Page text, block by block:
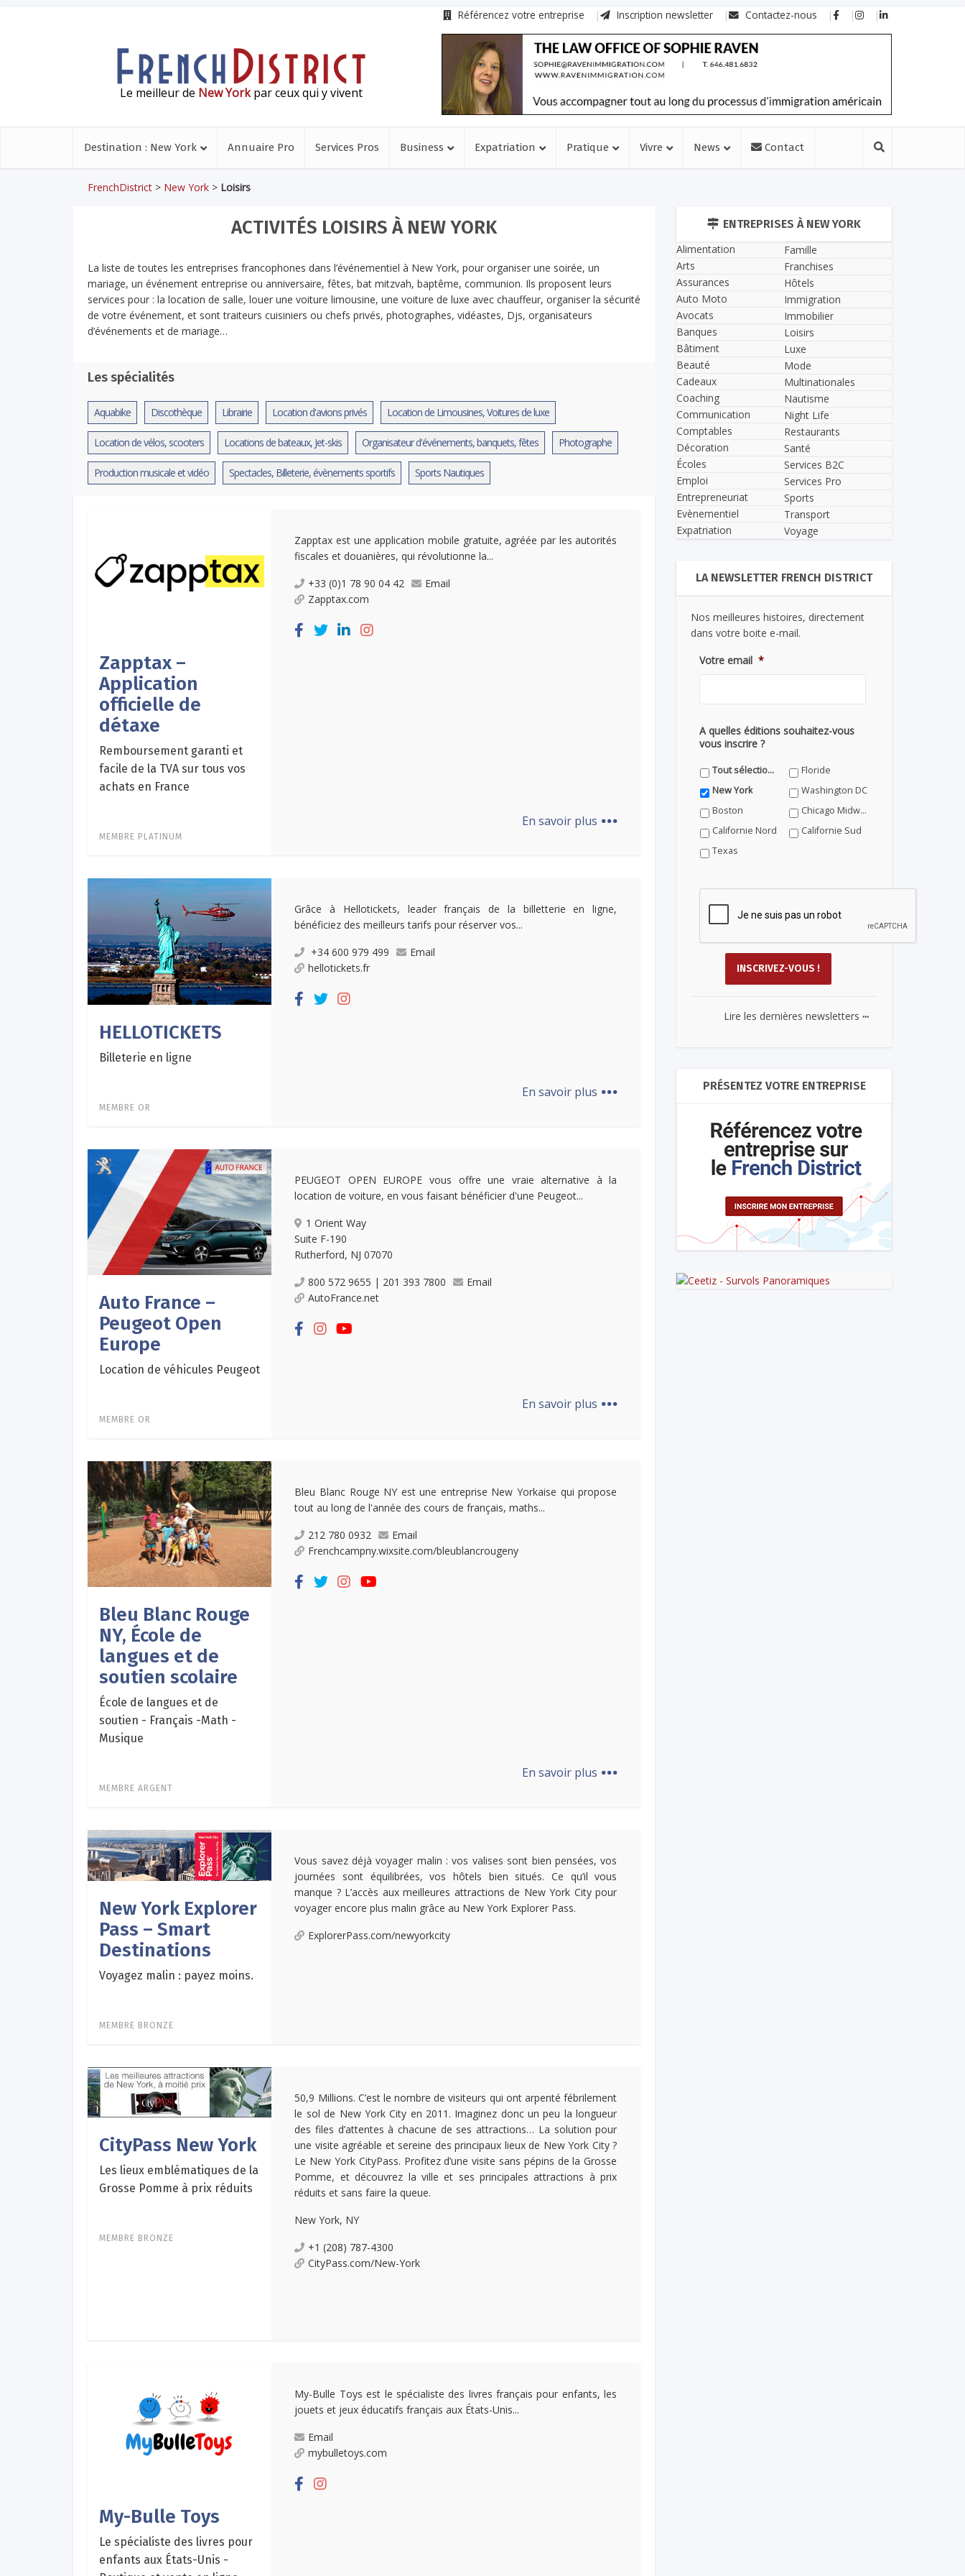
Référencez votre entreprise Inscription newsletter Contactez-nous
Le meilleur de New Yorkpar ceux qui y vivent
Destination : New York Annuaire Pro Services Pros Business Expatriation Pratique Vivre News Contact
FrenchDistrict > New York > Loisirs
ACTIVITÉS LOISIRS À NEW YORK
La liste de toutes les entreprises francophones dans l’événementiel à New York, pour organiser une soirée, un
mariage, un événement entreprise ou anniversaire, fêtes, bat mitzvah, baptême, communion. Ils proposent leurs
services pour : la location de salle, louer une voiture limousine, une voiture de luxe avec chauffeur, organiser la sécurité
de votre événement, et sont traiteurs cuisiniers ou chefs privés, photographes, vidéastes, Djs, organisateurs
d’événements et de mariage…
Les spécialités
Aquabike Discothèque Librairie Location d'avions privés Location de Limousines, Voitures de luxe
Location de vélos, scooters Locations de bateaux, Jet-skis Organisateur d'événements, banquets, fêtes Photographe
Production musicale et vidéo Spectacles, Billeterie, évènements sportifs Sports Nautiques
Zapptax –
Application
officielle de
détaxe
Remboursement garanti et
facile de la TVA sur tous vos
achats en France
MEMBRE PLATINUM
Zapptax est une application mobile gratuite, agréée par les autorités
fiscales et douanières, qui révolutionne la...
+33 (0)1 78 90 04 42
Email
Zapptax.com
En savoir plus ...
HELLOTICKETS
Billeterie en ligne
MEMBRE OR
Grâce à Hellotickets, leader français de la billetterie en ligne,
bénéficiez des meilleurs tarifs pour réserver vos...
+34 600 979 499
Email
hellotickets.fr
En savoir plus ...
Auto France –
Peugeot Open
Europe
Location de véhicules Peugeot
MEMBRE OR
PEUGEOT OPEN EUROPE vous offre une vraie alternative à la
location de voiture, en vous faisant bénéficier d'une Peugeot...
1 Orient Way
Suite F-190
Rutherford, NJ 07070
800 572 9655 | 201 393 7800
Email
AutoFrance.net
En savoir plus ...
Bleu Blanc Rouge
NY, École de
langues et de
soutien scolaire
École de langues et de
soutien - Français -Math -
Musique
MEMBRE ARGENT
Bleu Blanc Rouge NY est une entreprise New Yorkaise qui propose
tout au long de l'année des cours de français, maths...
212 780 0932
Email
Frenchcampny.wixsite.com/bleublancrougeny
En savoir plus ...
New York Explorer
Pass – Smart
Destinations
Voyagez malin : payez moins.
MEMBRE BRONZE
Vous savez déjà voyager malin : vos valises sont bien pensées, vos
journées sont équilibrées, vos hôtels bien situés. Ce qu’il vous
manque ? L’accès aux meilleures attractions de New York City pour
voyager encore plus malin grâce au New York Explorer Pass.
ExplorerPass.com/newyorkcity
CityPass New York
Les lieux emblématiques de la
Grosse Pomme à prix réduits
MEMBRE BRONZE
50,9 Millions. C’est le nombre de visiteurs qui ont arpenté fébrilement
le sol de New York City en 2011. Imaginez donc un peu la longueur
des files d’attentes à chacune de ses attractions… La solution pour
une visite agréable et sereine des principaux lieux de New York City ?
Le New York CityPass. Profitez d’une visite sans pépins de la Grosse
Pomme, et découvrez la ville et ses principales attractions à prix
réduits et sans faire la queue.
New York, NY
+1 (208) 787-4300
CityPass.com/New-York
My-Bulle Toys
Le spécialiste des livres pour
enfants aux États-Unis -
My-Bulle Toys est le spécialiste des livres français pour enfants, les
jouets et jeux éducatifs français aux États-Unis...
Email
mybulletoys.com
ENTREPRISES À NEW YORK
Alimentation
Arts
Assurances
Auto Moto
Avocats
Banques
Bâtiment
Beauté
Cadeaux
Coaching
Communication
Comptables
Décoration
Écoles
Emploi
Entrepreneuriat
Evènementiel
Expatriation
Famille
Franchises
Hôtels
Immigration
Immobilier
Loisirs
Luxe
Mode
Multinationales
Nautisme
Night Life
Restaurants
Santé
Services B2C
Services Pro
Sports
Transport
Voyage
LA NEWSLETTER FRENCH DISTRICT
Nos meilleures histoires, directement
dans votre boite e-mail.
Votre email *
A quelles éditions souhaitez-vous
vous inscrire ?
Tout sélectionner
Floride
New York
Washington DC
Boston
Chicago Midwest
Californie Nord
Californie Sud
Texas
Lire les dernières newsletters ...
PRÉSENTEZ VOTRE ENTREPRISE